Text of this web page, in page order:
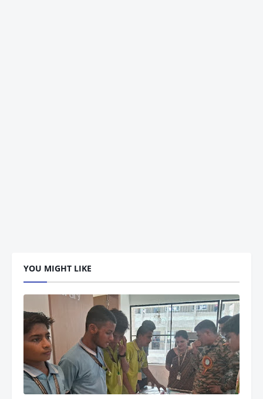
YOU MIGHT LIKE